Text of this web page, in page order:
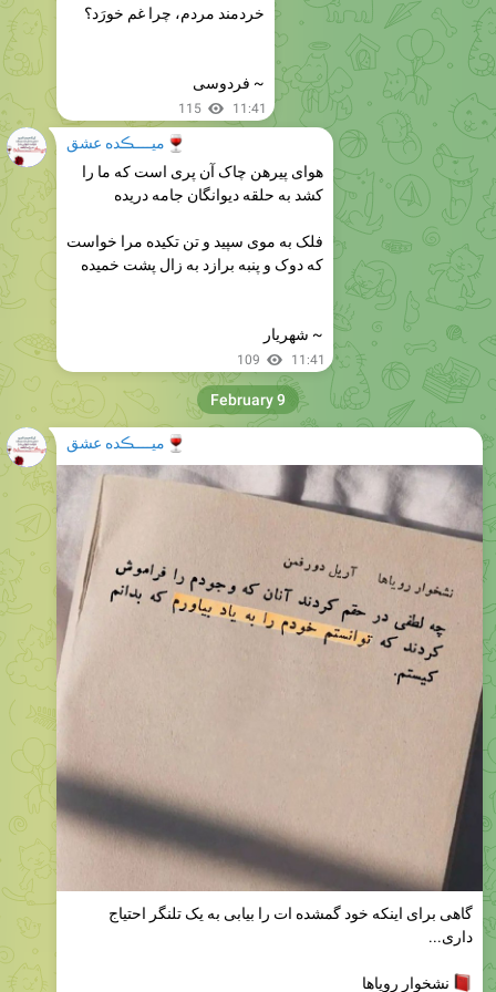
خردمند مردم، چرا غم خورَد؟
~ فردوسی
115 11:41
🍷میــــڪده عشق
هوای پیرهن چاک آن پری است که ما را
کشد به حلقه دیوانگان جامه دریده
فلک به موی سپید و تن تکیده مرا خواست
که دوک و پنبه برازد به زال پشت خمیده
~ شهریار
109 11:41
🍷میــــڪده عشق
گاهی برای اینکه خود گمشده ات را بیابی به یک تلنگر احتیاج
داری...
نشخوار رویاها
February 9